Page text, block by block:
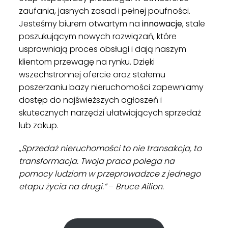
zaufania, jasnych zasad i pełnej poufności.
Jesteśmy biurem otwartym nainnowacje, stale
poszukującym nowych rozwiązań, które
usprawniają proces obsługi i dają naszym
klientom przewagę na rynku. Dzięki
wszechstronnej ofercie oraz stałemu
poszerzaniu bazy nieruchomości zapewniamy
dostęp do najświeższych ogłoszeń i
skutecznych narzędzi ułatwiających sprzedaż
lub zakup.
„Sprzedaż nieruchomości to nie transakcja, to
transformacja. Twoja praca polega na
pomocy ludziom w przeprowadzce z jednego
etapu życia na drugi.”– Bruce Ailion.